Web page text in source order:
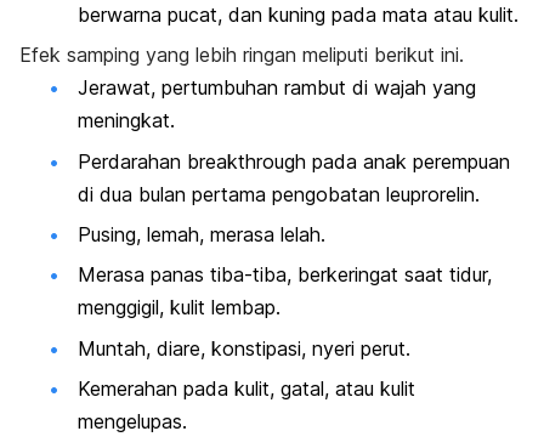
berwarna pucat, dan kuning pada mata atau kulit.
Efek samping yang lebih ringan meliputi berikut ini.
Jerawat, pertumbuhan rambut di wajah yang
meningkat.
Perdarahan breakthrough pada anak perempuan
di dua bulan pertama pengobatan leuprorelin.
Pusing, lemah, merasa lelah.
Merasa panas tiba-tiba, berkeringat saat tidur,
menggigil, kulit lembap.
Muntah, diare, konstipasi, nyeri perut.
Kemerahan pada kulit, gatal, atau kulit
mengelupas.